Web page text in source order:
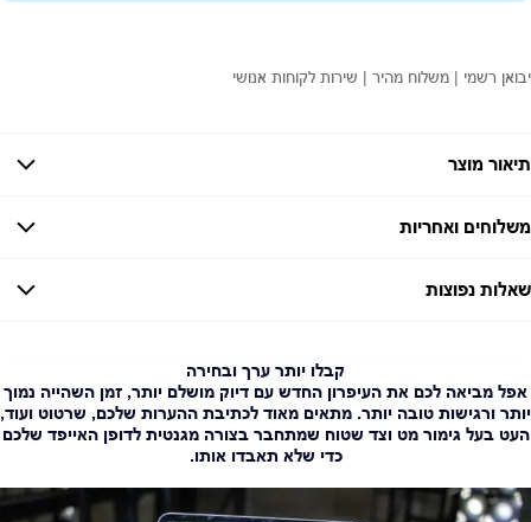
יבואן רשמי | משלוח מהיר | שירות לקוחות אנושי
תיאור מוצר
משלוחים ואחריות
זמן אספקה: עד 7 ימי עסקים
שאלות נפוצות
כן, עד 10 תשלומים ללא ריבית.
כן, בהתאם לחוק הגנת הצרכן ובאריזה המקורית
קבלו יותר ערך ובחירה
אפל מביאה לכם את העיפרון החדש עם דיוק מושלם יותר, זמן השהייה נמוך
יותר ורגישות טובה יותר. מתאים מאוד לכתיבת ההערות שלכם, שרטוט ועוד,
העט בעל גימור מט וצד שטוח שמתחבר בצורה מגנטית לדופן האייפד שלכם
כדי שלא תאבדו אותו.